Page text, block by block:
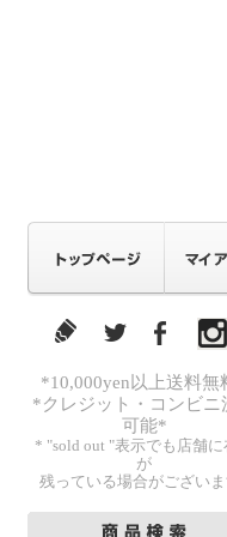
*10,000yen以上送料無
*クレジット・コンビニ
可能*
* "sold out "表示でも店舗に
が
残っている場合がござい